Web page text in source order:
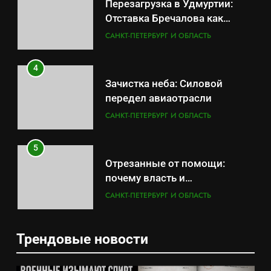
Перезагрузка в Удмуртии:
Отставка Бречалова как
результат управленческих
САНКТ-ПЕТЕРБУРГ И ОБЛАСТЬ
4
Зачистка неба: Силовой
передел авиаотрасли
САНКТ-ПЕТЕРБУРГ И ОБЛАСТЬ
5
Отрезанные от помощи:
почему власть и
маркетплейсы «умывают
САНКТ-ПЕТЕРБУРГ И ОБЛАСТЬ
«Ростех» разъедают изнутри:
Трендовые новости
5
Отрезанные от помощи: